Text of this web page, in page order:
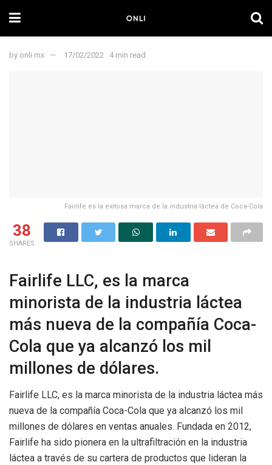
by onli mx 17/02/2022 4 min read
Fairlife es la exitosa marca de la industria láctea de Coca-Cola
38
SHARES
Fairlife LLC, es la marca
minorista de la industria láctea
más nueva de la compañía Coca-
Cola que ya alcanzó los mil
millones de dólares.
Fairlife LLC, es la marca minorista de la industria láctea más
nueva de la compañía Coca-Cola que ya alcanzó los mil
millones de dólares en ventas anuales. Fundada en 2012,
Fairlife ha sido pionera en la ultrafiltración en la industria
láctea a través de su cartera de productos que lideran la